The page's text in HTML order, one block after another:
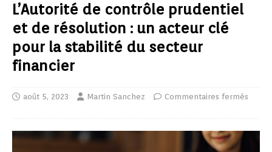
L’Autorité de contrôle prudentiel
et de résolution : un acteur clé
pour la stabilité du secteur
financier
août 5, 2023 Martin Sanchez Commentaires fermés